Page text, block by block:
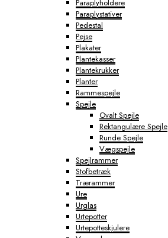
Paraplyholdere
Paraplystativer
Pedestal
Pejse
Plakater
Plantekasser
Plantekrukker
Planter
Rammespejle
Spejle
Ovalt Spejle
Rektangulære Spejle
Runde Spejle
Vægspejle
Spejlrammer
Stofbetræk
Trærammer
Ure
Urglas
Urtepotter
Urtepotteskjulere